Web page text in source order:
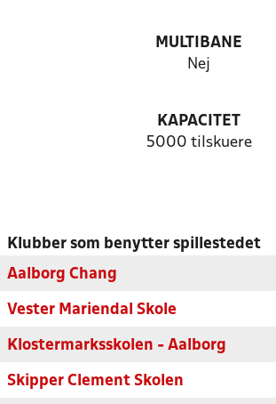
MULTIBANE
Nej
KAPACITET
5000 tilskuere
Klubber som benytter spillestedet
Aalborg Chang
Vester Mariendal Skole
Klostermarksskolen - Aalborg
Skipper Clement Skolen